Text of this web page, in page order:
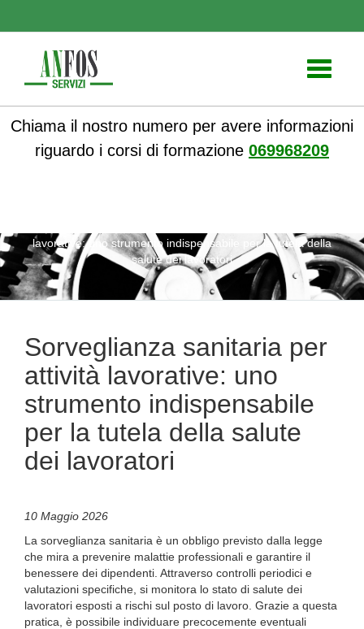
Toggle
Chiama il nostro numero per avere informazioni
riguardo i corsi di formazione 069968209
lavorative: uno strumento indispensabile per la tutela della
salute dei lavoratori
Sorveglianza sanitaria per
attività lavorative: uno
strumento indispensabile
per la tutela della salute
dei lavoratori
10 Maggio 2026
La sorveglianza sanitaria è un obbligo previsto dalla legge
che mira a prevenire malattie professionali e garantire il
benessere dei dipendenti. Attraverso controlli periodici e
valutazioni specifiche, si monitora lo stato di salute dei
lavoratori esposti a rischi sul posto di lavoro. Grazie a questa
pratica, è possibile individuare precocemente eventuali